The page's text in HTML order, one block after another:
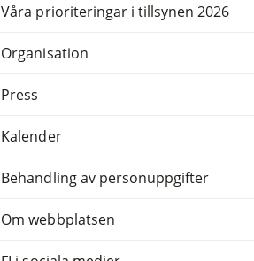
Våra prioriteringar i tillsynen 2026
Organisation
Press
Kalender
Behandling av personuppgifter
Om webbplatsen